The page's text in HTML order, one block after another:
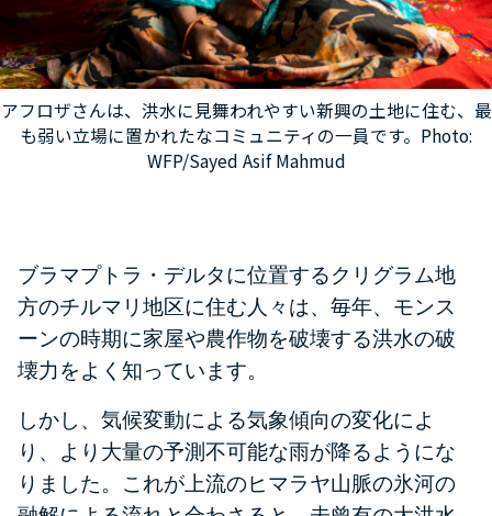
アフロザさんは、洪水に見舞われやすい新興の土地に住む、最
も弱い立場に置かれたなコミュニティの一員です。Photo:
WFP/Sayed Asif Mahmud
ブラマプトラ・デルタに位置するクリグラム地
方のチルマリ地区に住む人々は、毎年、モンス
ーンの時期に家屋や農作物を破壊する洪水の破
壊力をよく知っています。
しかし、気候変動による気象傾向の変化によ
り、より大量の予測不可能な雨が降るようにな
りました。 これが上流のヒマラヤ山脈の氷河の